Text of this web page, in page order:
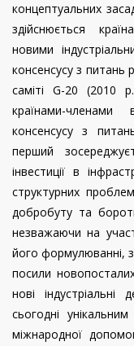
концептуальних
здійснюється
новими
консенсусу з питань
саміті G-20 (2010
країнами-
консенсусу з
перший
інвестиції в
структурних
добробуту та
незважаючи на
його формулюванні,
посили
нові
сьогодні
міжнародної